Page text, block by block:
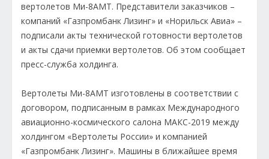
вертолетов Ми-8АМТ. Представители заказчиков –
компаний «Газпромбанк Лизинг» и «Норильск Авиа» –
подписали акты технической готовности вертолетов
и акты сдачи приемки вертолетов. Об этом сообщает
пресс-служба холдинга.
Вертолеты Ми-8АМТ изготовлены в соответствии с
договором, подписанным в рамках Международного
авиационно-космического салона МАКС-2019 между
холдингом «Вертолеты России» и компанией
«Газпромбанк Лизинг». Машины в ближайшее время